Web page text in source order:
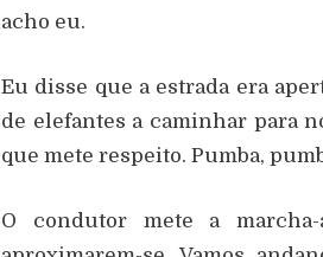
acho eu.
Eu disse que a estrada era
de elefantes a caminhar para
que mete respeito. Pumba,
O condutor mete a